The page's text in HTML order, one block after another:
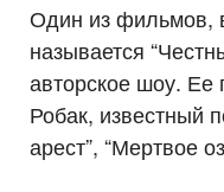
Один из фильмов,
называется
авторское шоу. Ее
Робак, известный
арест”, “Мертвое